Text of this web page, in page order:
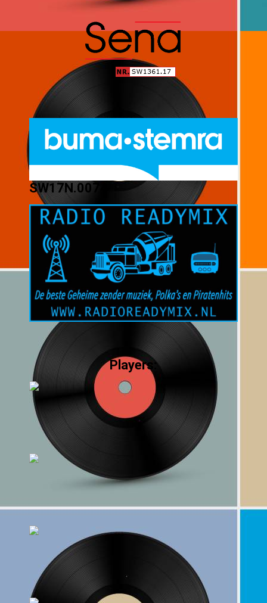
SW17N.0074
Players: